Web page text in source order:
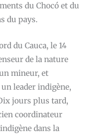
du Chocó et du
du pays.
du Cauca, le 14
de la nature
mineur, et
leader indigène,
jours plus tard,
coordinateur
dans la